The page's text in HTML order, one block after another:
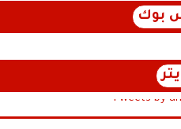
بوك
Tweets by